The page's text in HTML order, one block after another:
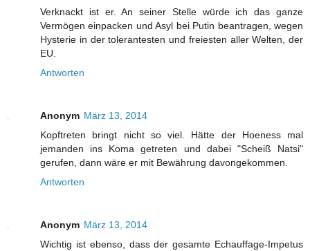
Verknackt ist er. An seiner Stelle würde ich das ganze
Vermögen einpacken und Asyl bei Putin beantragen, wegen
Hysterie in der tolerantesten und freiesten aller Welten, der
EU.
Antworten
Anonym März 13, 2014
Kopftreten bringt nicht so viel. Hätte der Hoeness mal
jemanden ins Koma getreten und dabei "Scheiß Natsi"
gerufen, dann wäre er mit Bewährung davongekommen.
Antworten
Anonym März 13, 2014
Wichtig ist ebenso, dass der gesamte Echauffage-Impetus